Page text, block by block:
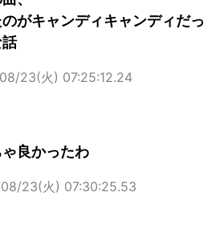
がキャンディキャンディだっ
23(火) 07:25:12.24
良かったわ
23(火) 07:30:25.53